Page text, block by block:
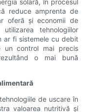
solară, în procesul
reduce amprenta de
oferă și economii de
tehnologiilor
ar fi sistemele cu debit
un control mai precis
o mai bună
de uscare în
valoarea nutritivă și